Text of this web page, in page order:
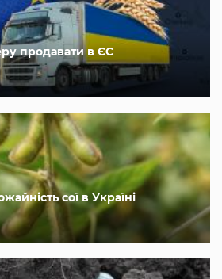
продавати в ЄС
сої в Україні